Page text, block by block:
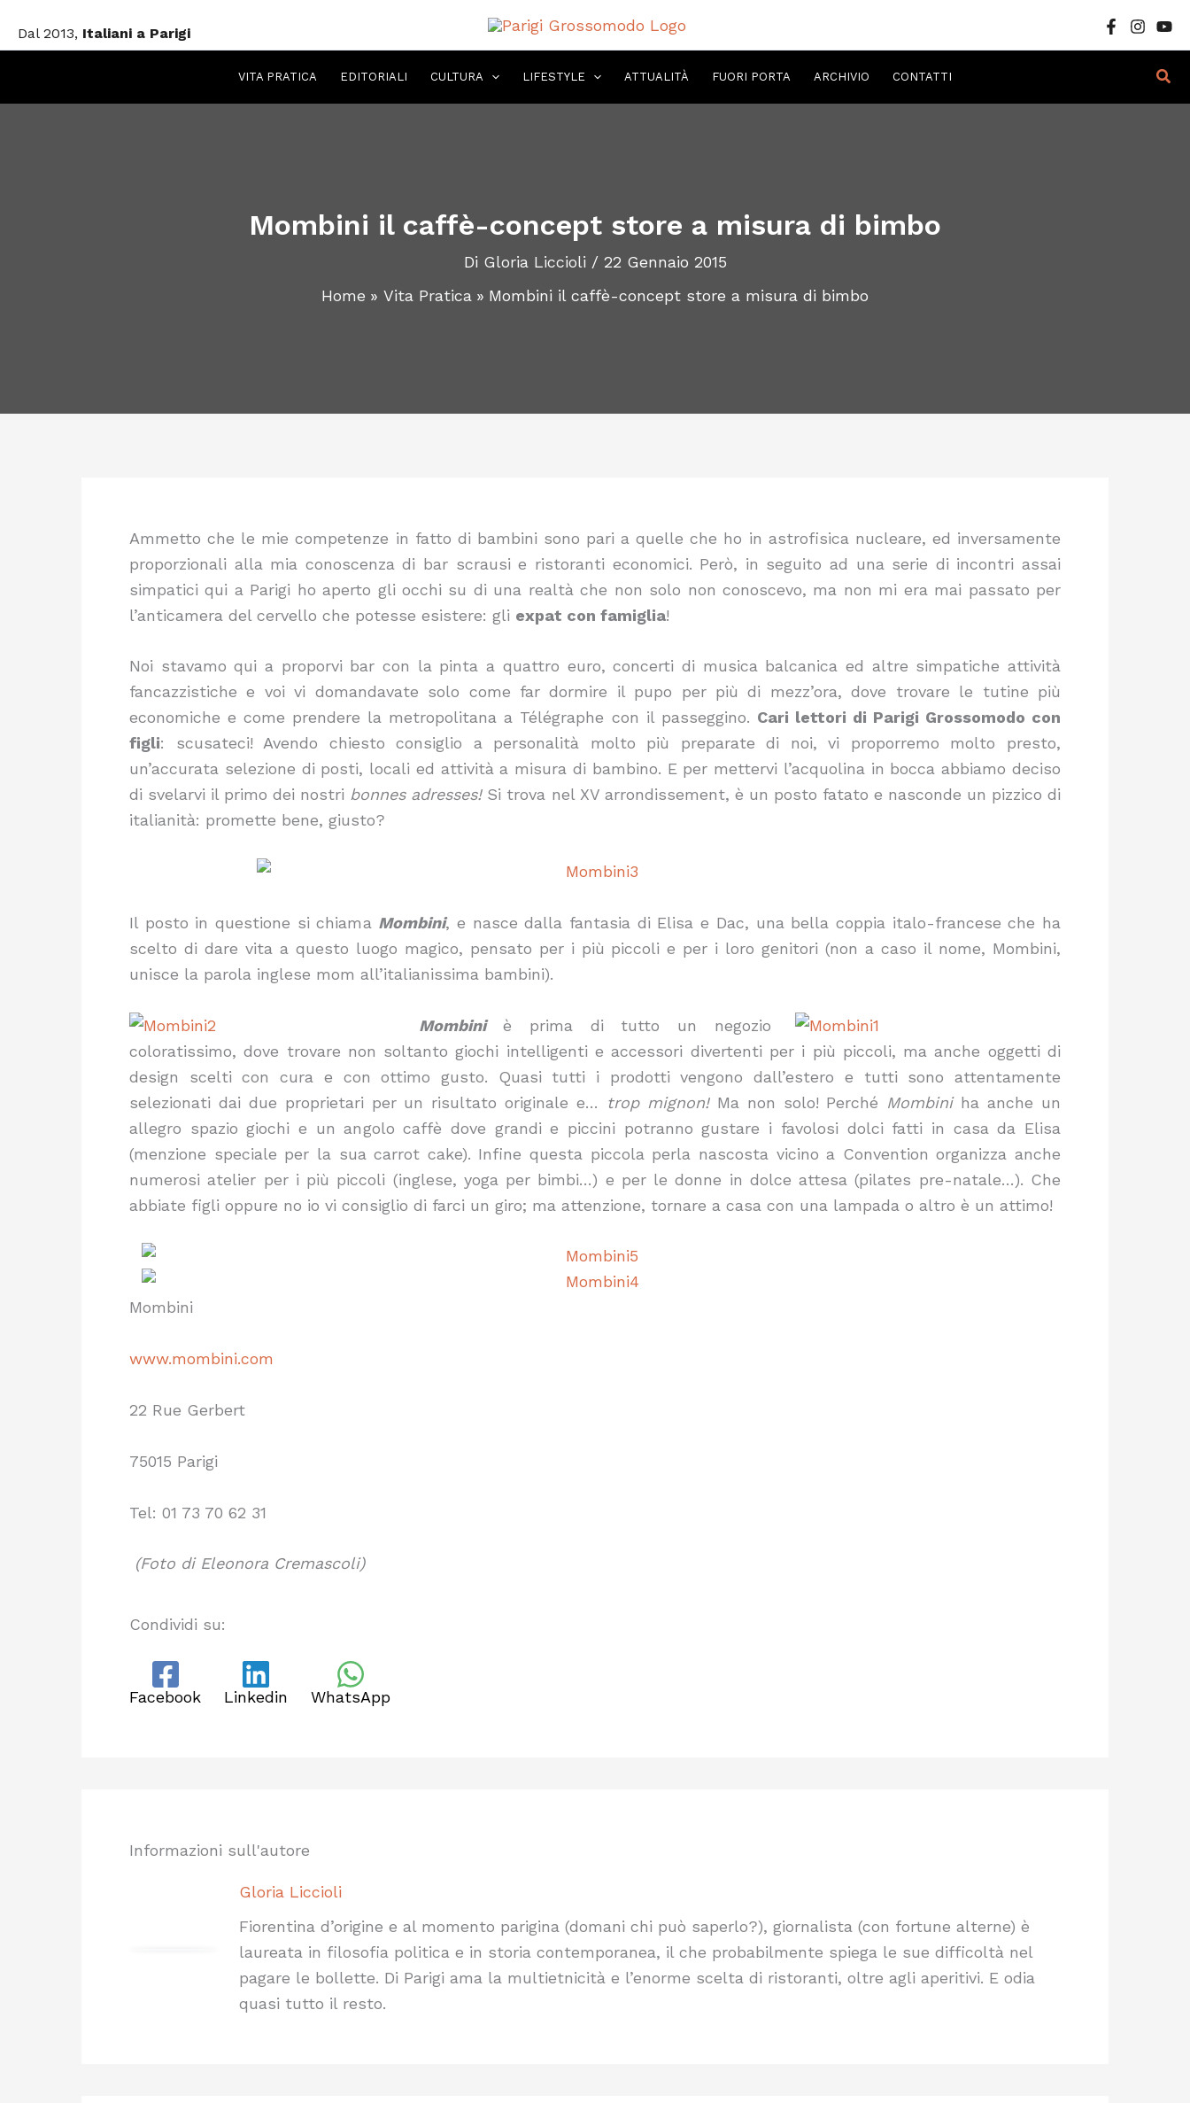
Dal 2013, Italiani a Parigi
VITA PRATICA EDITORIALI CULTURA LIFESTYLE ATTUALITÀ FUORI PORTA ARCHIVIO CONTATTI
Mombini il caffè-concept store a misura di bimbo
Di Gloria Liccioli / 22 Gennaio 2015
Home
Vita Pratica Mombini il caffè-concept store a misura di bimbo
Ammetto che le mie competenze in fatto di bambini sono pari a quelle che ho in astrofisica nucleare, ed inversamente
proporzionali alla mia conoscenza di bar scrausi e ristoranti economici. Però, in seguito ad una serie di incontri assai
simpatici qui a Parigi ho aperto gli occhi su di una realtà che non solo non conoscevo, ma non mi era mai passato per
l’anticamera del cervello che potesse esistere: gli expat con famiglia!
Noi stavamo qui a proporvi bar con la pinta a quattro euro, concerti di musica balcanica ed altre simpatiche attività
fancazzistiche e voi vi domandavate solo come far dormire il pupo per più di mezz’ora, dove trovare le tutine più
economiche e come prendere la metropolitana a Télégraphe con il passeggino. Cari lettori di Parigi Grossomodo con
figli: scusateci! Avendo chiesto consiglio a personalità molto più preparate di noi, vi proporremo molto presto,
un’accurata selezione di posti, locali ed attività a misura di bambino. E per mettervi l’acquolina in bocca abbiamo deciso
di svelarvi il primo dei nostri bonnes adresses!Si trova nel XV arrondissement, è un posto fatato e nasconde un pizzico di
italianità: promette bene, giusto?
Il posto in questione si chiama Mombini, e nasce dalla fantasia di Elisa e Dac, una bella coppia italo-francese che ha
scelto di dare vita a questo luogo magico, pensato per i più piccoli e per i loro genitori (non a caso il nome, Mombini,
unisce la parola inglese mom all’italianissima bambini).
Mombini è prima di tutto un negozio
coloratissimo, dove trovare non soltanto giochi intelligenti e accessori divertenti per i più piccoli, ma anche oggetti di
design scelti con cura e con ottimo gusto. Quasi tutti i prodotti vengono dall’estero e tutti sono attentamente
selezionati dai due proprietari per un risultato originale e… trop mignon!Ma non solo! Perché Mombini ha anche un
allegro spazio giochi e un angolo caffè dove grandi e piccini potranno gustare i favolosi dolci fatti in casa da Elisa
(menzione speciale per la sua carrot cake). Infine questa piccola perla nascosta vicino a Convention organizza anche
numerosi atelier per i più piccoli (inglese, yoga per bimbi…) e per le donne in dolce attesa (pilates pre-natale…). Che
abbiate figli oppure no io vi consiglio di farci un giro; ma attenzione, tornare a casa con una lampada o altro è un attimo!
Mombini
www.mombini.com
22 Rue Gerbert
75015 Parigi
Tel: 01 73 70 62 31
(Foto di Eleonora Cremascoli)
Condividi su:
Facebook Linkedin WhatsApp
Informazioni sull'autore
Gloria Liccioli
Fiorentina d’origine e al momento parigina (domani chi può saperlo?), giornalista (con fortune alterne) è
laureata in filosofia politica e in storia contemporanea, il che probabilmente spiega le sue difficoltà nel
pagare le bollette. Di Parigi ama la multietnicità e l’enorme scelta di ristoranti, oltre agli aperitivi. E odia
quasi tutto il resto.